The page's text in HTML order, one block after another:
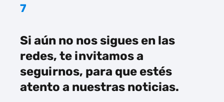
7
Si aún no nos sigues en las
redes, te invitamos a
seguirnos, para que estés
atento a nuestras noticias.